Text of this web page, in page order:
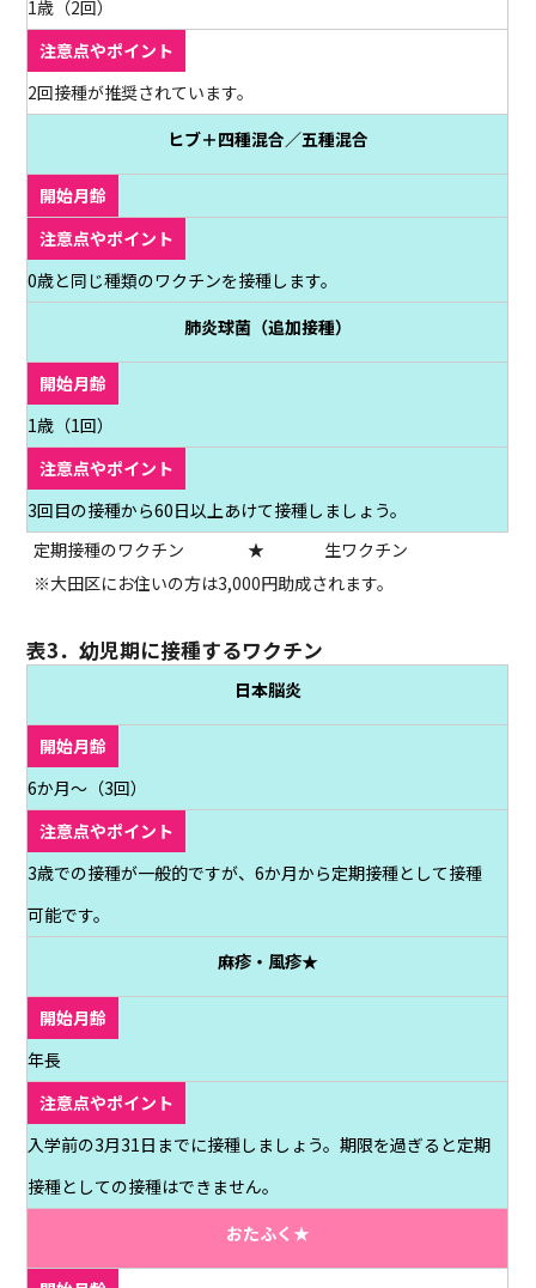
1歳（2回）
2回接種が推奨されています。
ヒブ＋四種混合／五種混合
0歳と同じ種類のワクチンを接種します。
肺炎球菌（追加接種）
1歳（1回）
3回目の接種から60日以上あけて接種しましょう。
定期接種のワクチン
★
生ワクチン
※大田区にお住いの方は3,000円助成されます。
表3．幼児期に接種するワクチン
日本脳炎
6か月～（3回）
3歳での接種が一般的ですが、6か月から定期接種として接種
可能です。
麻疹・風疹★
年長
入学前の3月31日までに接種しましょう。期限を過ぎると定期
接種としての接種はできません。
おたふく★